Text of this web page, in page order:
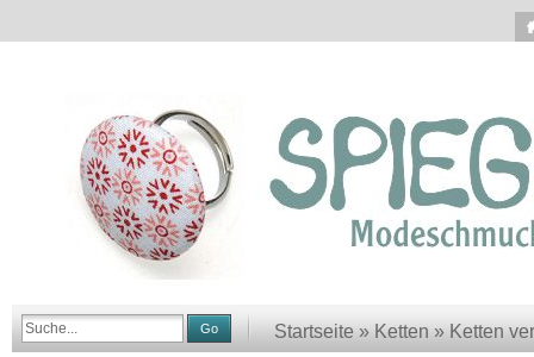
Go Startseite » Ketten » Ketten